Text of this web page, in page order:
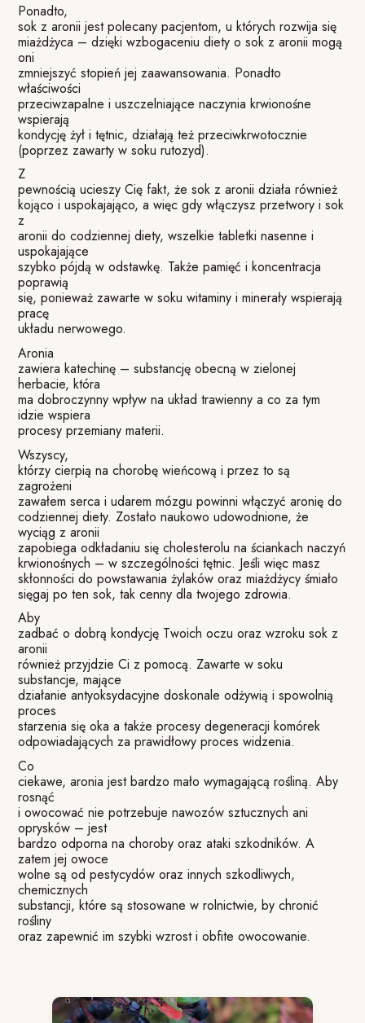
Ponadto,
sok z aronii jest polecany pacjentom, u których rozwija się
miażdżyca – dzięki wzbogaceniu diety o sok z aronii mogą
oni
zmniejszyć stopień jej zaawansowania. Ponadto
właściwości
przeciwzapalne i uszczelniające naczynia krwionośne
wspierają
kondycję żył i tętnic, działają też przeciwkrwotocznie
(poprzez zawarty w soku rutozyd).
Z
pewnością ucieszy Cię fakt, że sok z aronii działa również
kojąco i uspokajająco, a więc gdy włączysz przetwory i sok
z
aronii do codziennej diety, wszelkie tabletki nasenne i
uspokajające
szybko pójdą w odstawkę. Także pamięć i koncentracja
poprawią
się, ponieważ zawarte w soku witaminy i minerały wspierają
pracę
układu nerwowego.
Aronia
zawiera katechinę – substancję obecną w zielonej
herbacie, która
ma dobroczynny wpływ na układ trawienny a co za tym
idzie wspiera
procesy przemiany materii.
Wszyscy,
którzy cierpią na chorobę wieńcową i przez to są
zagrożeni
zawałem serca i udarem mózgu powinni włączyć aronię do
codziennej diety. Zostało naukowo udowodnione, że
wyciąg z aronii
zapobiega odkładaniu się cholesterolu na ściankach naczyń
krwionośnych – w szczególności tętnic. Jeśli więc masz
skłonności do powstawania żylaków oraz miażdżycy śmiało
sięgaj po ten sok, tak cenny dla twojego zdrowia.
Aby
zadbać o dobrą kondycję Twoich oczu oraz wzroku sok z
aronii
również przyjdzie Ci z pomocą. Zawarte w soku
substancje, mające
działanie antyoksydacyjne doskonale odżywią i spowolnią
proces
starzenia się oka a także procesy degeneracji komórek
odpowiadających za prawidłowy proces widzenia.
Co
ciekawe, aronia jest bardzo mało wymagającą rośliną. Aby
rosnąć
i owocować nie potrzebuje nawozów sztucznych ani
oprysków – jest
bardzo odporna na choroby oraz ataki szkodników. A
zatem jej owoce
wolne są od pestycydów oraz innych szkodliwych,
chemicznych
substancji, które są stosowane w rolnictwie, by chronić
rośliny
oraz zapewnić im szybki wzrost i obfite owocowanie.